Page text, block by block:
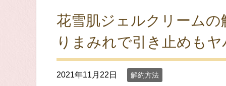
花雪肌ジェルクリーム
りまみれで引き止めも
2021年11月22日 解約方法